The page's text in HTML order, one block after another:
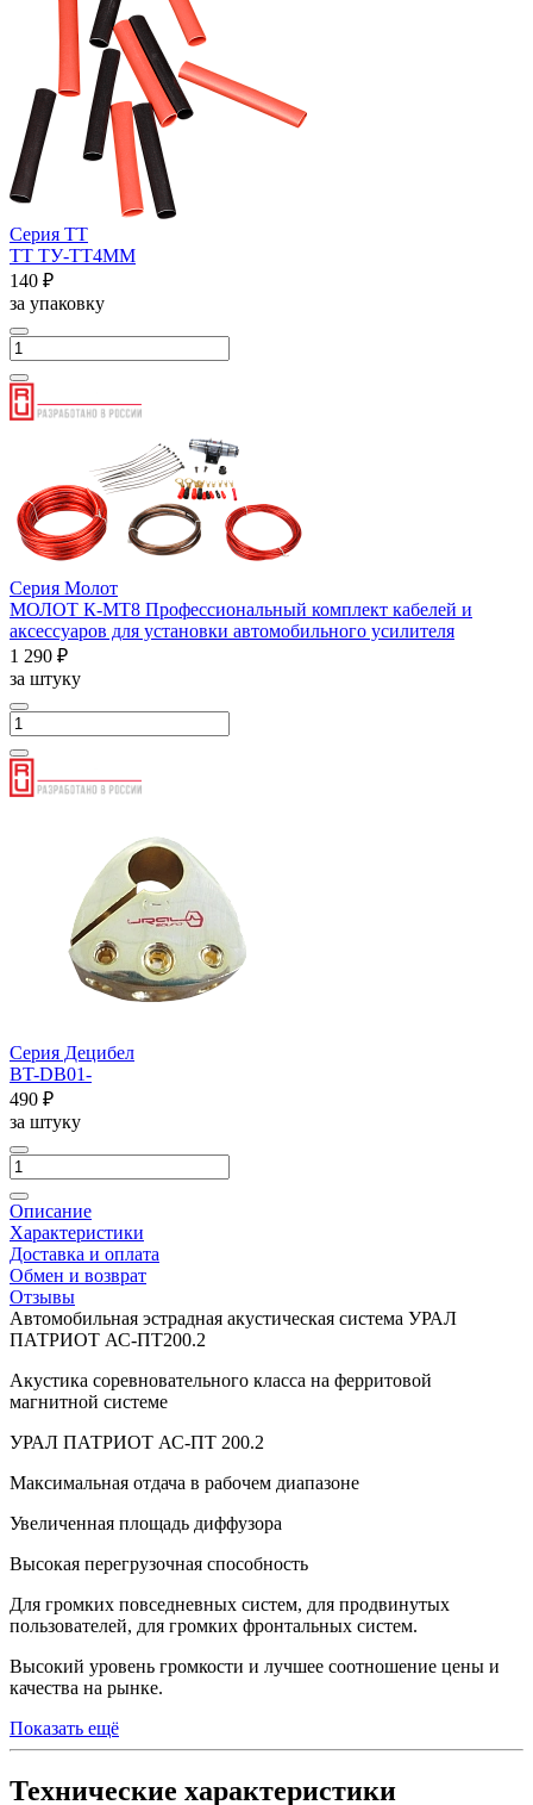
Серия ТТ
ТТ ТУ-ТТ4ММ
140 ₽
за упаковку
Серия Молот
МОЛОТ К-МТ8 Профессиональный комплект кабелей и
аксессуаров для установки автомобильного усилителя
1 290 ₽
за штуку
Серия Децибел
BT-DB01-
490 ₽
за штуку
Описание
Характеристики
Доставка и оплата
Обмен и возврат
Отзывы
Автомобильная эстрадная акустическая система УРАЛ
ПАТРИОТ АС-ПТ200.2
Акустика соревновательного класса на ферритовой
магнитной системе
УРАЛ ПАТРИОТ АС-ПТ 200.2
Максимальная отдача в рабочем диапазоне
Увеличенная площадь диффузора
Высокая перегрузочная способность
Для громких повседневных систем, для продвинутых
пользователей, для громких фронтальных систем.
Высокий уровень громкости и лучшее соотношение цены и
качества на рынке.
Показать ещё
Технические характеристики